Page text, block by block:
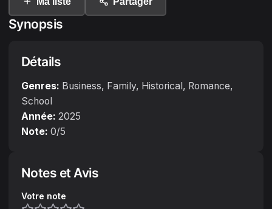
Synopsis
Détails
Genres: Business, Family, Historical, Romance,
School
Année: 2025
Note: 0/5
Notes et Avis
Votre note